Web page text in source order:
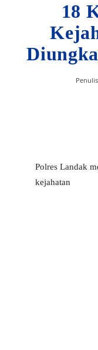
18
Penulis
Polres Landak
kejahatan